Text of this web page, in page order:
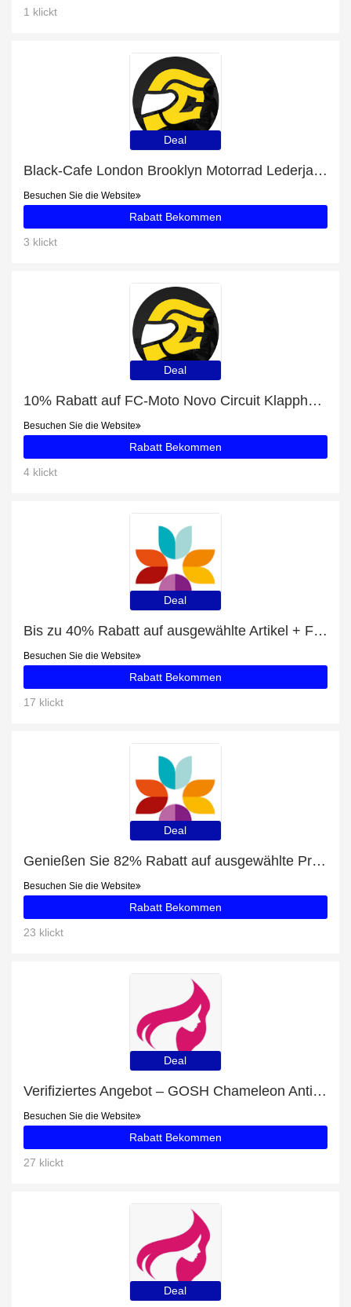
1 klickt
Deal
Black-Cafe London Brooklyn Motorrad Lederjacke-Rabatte und andere 66-Angebote
Besuchen Sie die Website
Rabatt Bekommen
3 klickt
Deal
10% Rabatt auf FC-Moto Novo Circuit Klapphelm
Besuchen Sie die Website
Rabatt Bekommen
4 klickt
Deal
Bis zu 40% Rabatt auf ausgewählte Artikel + Floristen Design Weiß mit 13% Rabatt
Besuchen Sie die Website
Rabatt Bekommen
17 klickt
Deal
Genießen Sie 82% Rabatt auf ausgewählte Produkte
Besuchen Sie die Website
Rabatt Bekommen
23 klickt
Deal
Verifiziertes Angebot – GOSH Chameleon Anti-Wrinkle Primer 30 ml mit Rabatten von bis zu 18%
Besuchen Sie die Website
Rabatt Bekommen
27 klickt
Deal